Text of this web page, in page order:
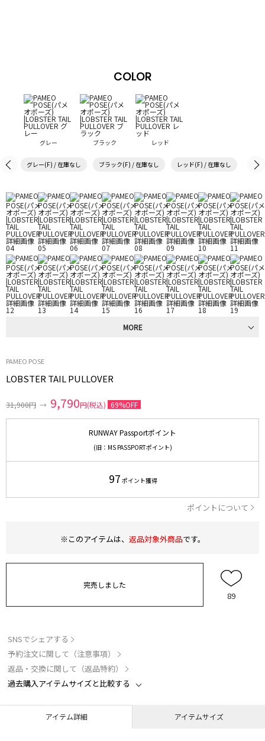
COLOR
グレー ブラック レッド
グレー(F) / 在庫なし ブラック(F) / 在庫なし レッド(F) / 在庫なし
MORE
PAMEO POSE
LOBSTER TAIL PULLOVER
31,900円 → 9,790円(税込) 69%OFF
RUNWAY Passportポイント
(旧：MS PASSPORTポイント)
97 ポイント獲得
ポイントについて
※このアイテムは、 返品対象外商品です。
完売しました
89
SNSでシェアする
予約注文に関して（注意事項）
返品・交換に関して（返品特約）
過去購入アイテムサイズと比較する
アイテム詳細 アイテムサイズ